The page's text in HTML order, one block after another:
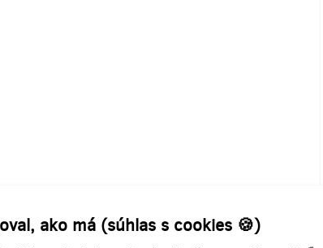
ako má (súhlas s cookies 🍪)